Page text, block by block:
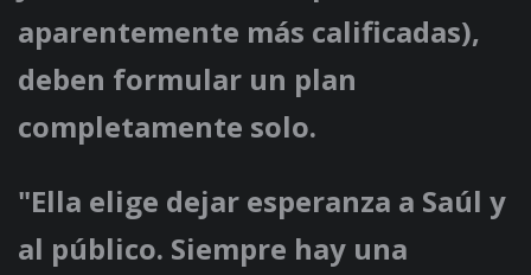
aparentemente más calificadas),
deben formular un plan
completamente solo.
"Ella elige dejar esperanza a Saúl y
al público. Siempre hay una